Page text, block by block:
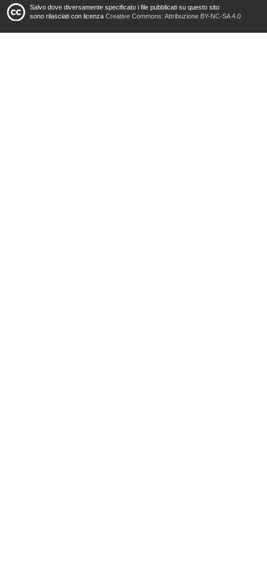
Salvo dove diversamente specificato i file pubblicati su questo sito
sono rilasciati con licenza Creative Commons: Attribuzione BY-NC-SA 4.0